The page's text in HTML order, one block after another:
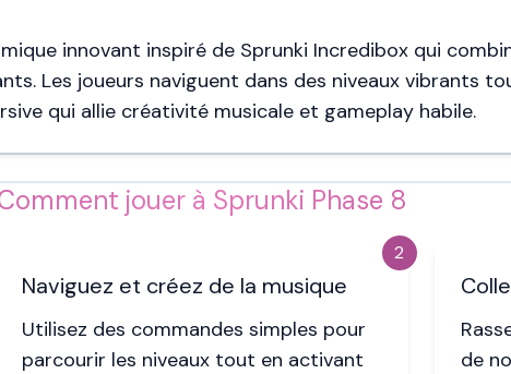
innovant inspiré de Sprunki Incredibox qui
Les joueurs naviguent dans des niveaux vibrants
qui allie créativité musicale et gameplay habile.
jouer à Sprunki Phase 8
2
Naviguez et créez de la musique
Utilisez des commandes simples pour
parcourir les niveaux tout en activant
de